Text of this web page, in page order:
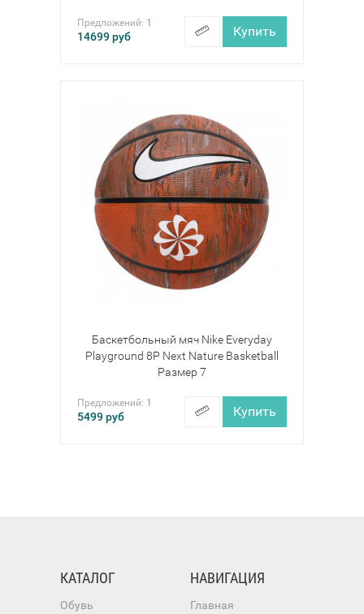
Предложений: 1
14699руб Купить
Баскетбольный мяч Nike Everyday
Playground 8P Next Nature Basketball
Размер 7
Предложений: 1
5499руб Купить
КАТАЛОГ
Обувь
НАВИГАЦИЯ
Главная